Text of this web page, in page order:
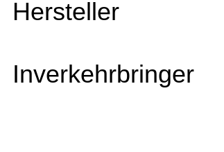
Hersteller
Inverkehrbringer